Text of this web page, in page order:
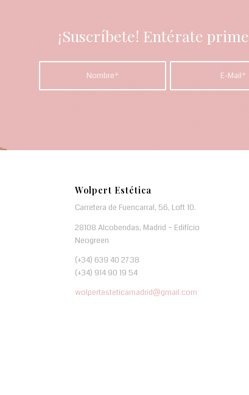
¡Suscríbete! Entérate
Wolpert Estética
Carretera de Fuencarral, 56, Loft 10.
28108 Alcobendas, Madrid – Edifício
Neogreen
(+34) 639 40 27 38
(+34) 914 90 19 54
wolpertesteticamadrid@gmail.com